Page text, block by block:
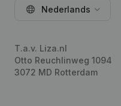
Nederlands
T.a.v. Liza.nl
Otto Reuchlinweg 1094
3072 MD Rotterdam